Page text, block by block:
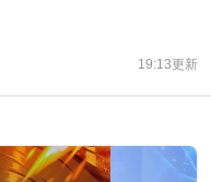
19:13更新